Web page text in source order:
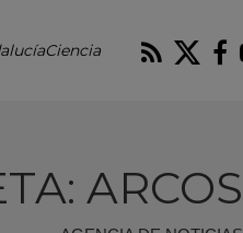
RSS